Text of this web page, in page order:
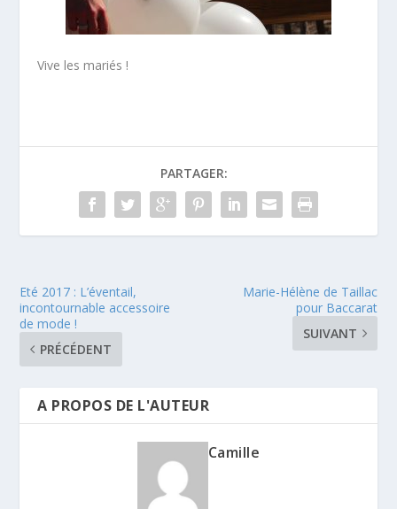
Vive les mariés !
PARTAGER:
Eté 2017 : L’éventail,
incontournable accessoire
de mode !
PRÉCÉDENT
Marie-Hélène de Taillac
pour Baccarat
SUIVANT
A PROPOS DE L'AUTEUR
Camille